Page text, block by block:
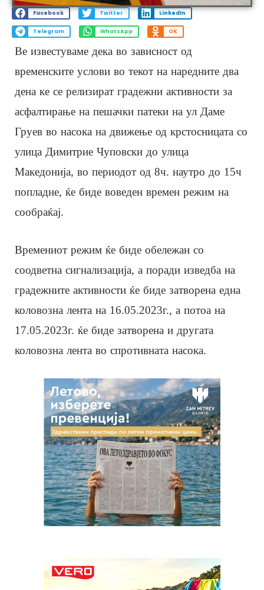
Facebook Twitter LinkedIn
Telegram WhatsApp OK
Ве известуваме дека во зависност од
временските услови во текот на наредните два
дена ке се релизират градежни активности за
асфалтирање на пешачки патеки на ул Даме
Груев во насока на движење од крстосницата со
улица Димитрие Чуповски до улица
Македонија, во периодот од 8ч. наутро до 15ч
попладне, ќе биде воведен времен режим на
сообраќај.
Времениот режим ќе биде обележан со
соодветна сигнализација, а поради изведба на
градежните активности ќе биде затворена една
коловозна лента на 16.05.2023г., а потоа на
17.05.2023г. ќе биде затворена и другата
коловозна лента во спротивната насока.